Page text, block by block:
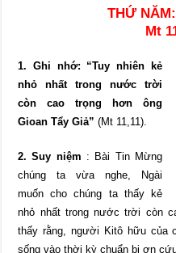
THỨ
Mt
1. Ghi nhớ: “Tuy nhiên kẻ
nhỏ nhất trong nước trời
còn cao trọng hơn ông
Gioan Tẩy Giả” (Mt 11,11).
2. Suy niệm : Bài Tin Mừng
chúng ta vừa nghe, Ngài
muốn cho chúng ta thấy kẻ
nhỏ nhất trong nước trời còn
thấy rằng, người Kitô hữu của
sống vào thời kỳ chuẩn bị ơn